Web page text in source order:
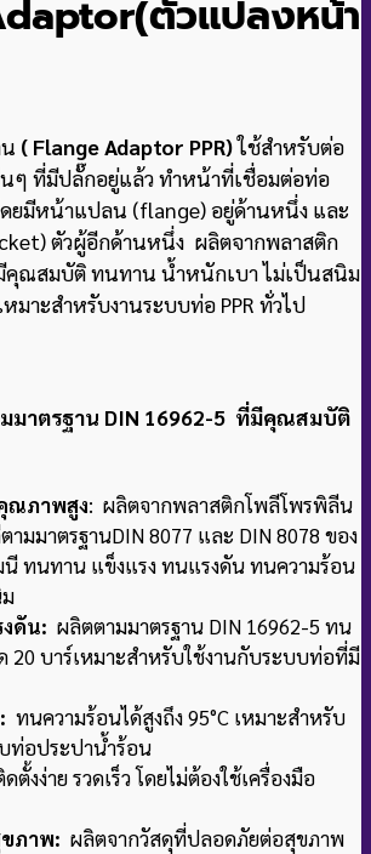
ตัวแปลงหน้า
( Flange Adaptor PPR)ใช้สำหรับต่อ
นๆ ที่มีปลั๊กอยู่แล้ว ทำหน้าที่เชื่อมต่อท่อ
ดยมีหน้าแปลน (flange) อยู่ด้านหนึ่ง และ
ตัวผู้อีกด้านหนึ่ง ผลิตจากพลาสติก
คุณสมบัติ ทนทาน น้ำหนักเบา ไม่เป็นสนิม
มาะสำหรับงานระบบท่อ PPR ทั่วไป
มมาตรฐาน DIN 16962-5 ที่มีคุณสมบัติ
ณภาพสูง: ผลิตจากพลาสติกโพลีโพรพิลีน
ามมาตรฐานDIN 8077 และ DIN 8078 ของ
นี ทนทาน แข็งแรง ทนแรงดัน ทนความร้อน
ดัน: ผลิตตามมาตรฐาน DIN 16962-5 ทน
20 บาร์เหมาะสำหรับใช้งานกับระบบท่อที่มี
ทนความร้อนได้สูงถึง 95°C เหมาะสำหรับ
ท่อประปาน้ำร้อน
ตั้งง่าย รวดเร็ว โดยไม่ต้องใช้เครื่องมือ
ภาพ: ผลิตจากวัสดุที่ปลอดภัยต่อสุขภาพ